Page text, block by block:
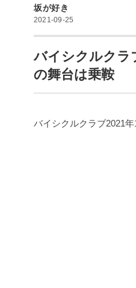
坂が好き
2021-09-25
バイシクルクラ
の舞台は乗鞍
バイシクルクラブ2021